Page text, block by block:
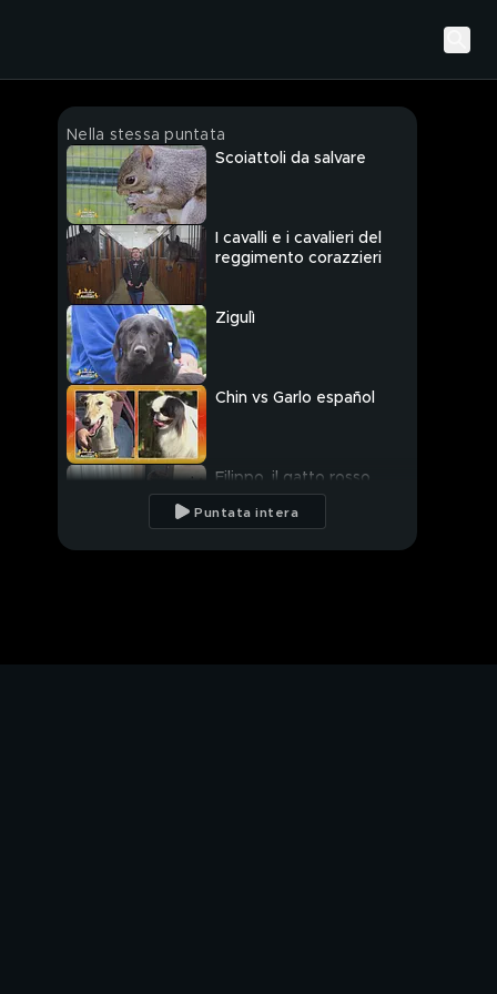
Nella stessa puntata
Scoiattoli da salvare
I cavalli e i cavalieri del
reggimento corazzieri
Zigulì
Chin vs Garlo español
Filippo, il gatto rosso
più famoso del web
Puntata intera